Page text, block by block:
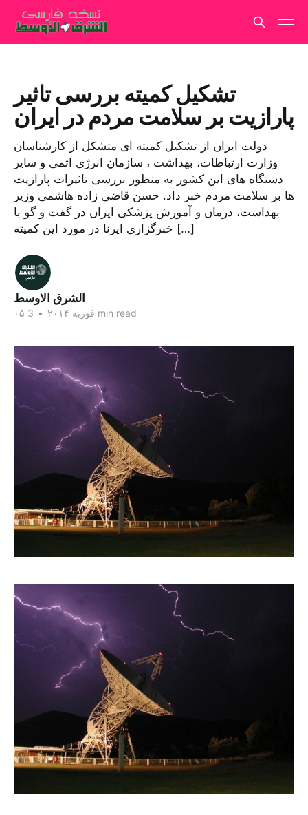
تشکیل کمیته بررسی تاثیر
پارازیت بر سلامت مردم در ایران
دولت ایران از تشکیل کمیته ای متشکل از کارشناسان
وزارت ارتباطات، بهداشت ، سازمان انرژی اتمی و سایر
دستگاه های این کشور به منظور بررسی تاثیرات پارازیت
ها بر سلامت مردم خبر داد. حسن قاضی زاده هاشمی وزیر
بهداست، درمان و آموزش پزشکی ایران در گفت و گو با
خبرگزاری ایرنا در مورد این کمیته […]
الشرق الاوسط
۰۵ فوریه ۲۰۱۴ • 3 min read